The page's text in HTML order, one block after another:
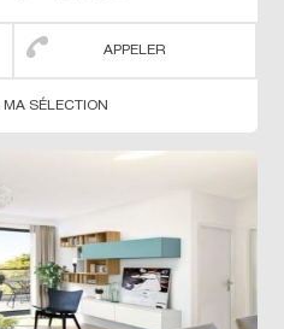
APPELER
SÉLECTION